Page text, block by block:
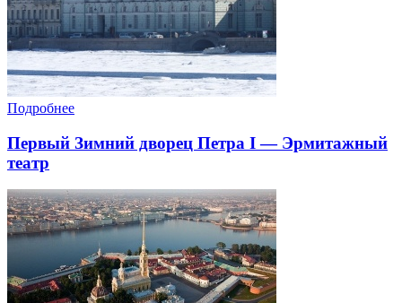
Подробнее
Первый Зимний дворец Петра I — Эрмитажный
театр